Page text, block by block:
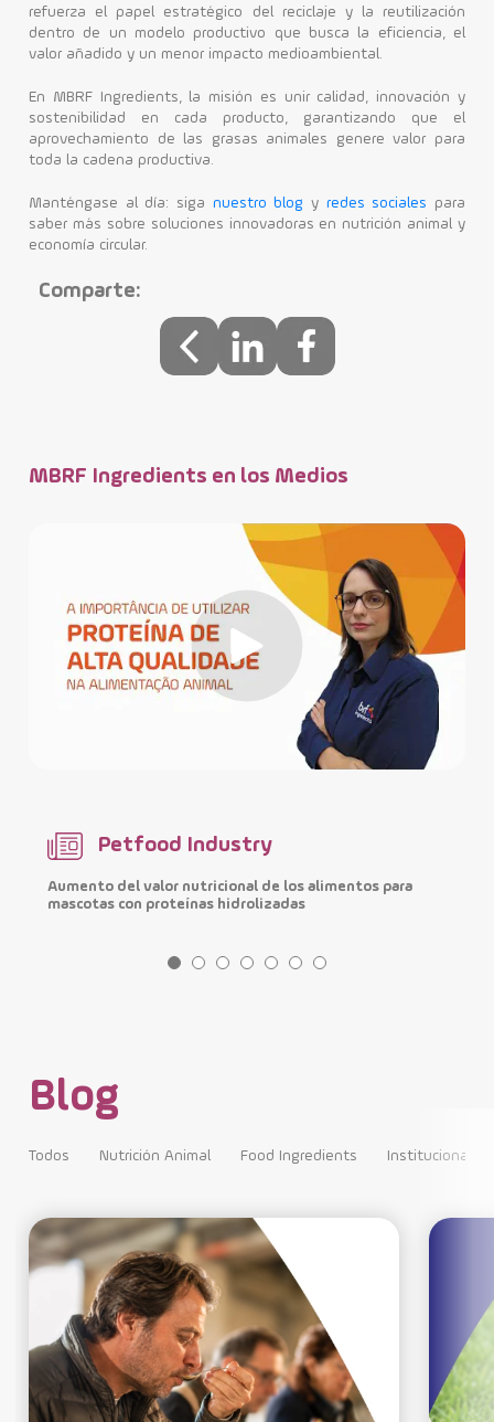
refuerza el papel estratégico del reciclaje y la reutilización
dentro de un modelo productivo que busca la eficiencia, el
valor añadido y un menor impacto medioambiental.
En MBRF Ingredients, la misión es unir calidad, innovación y
sostenibilidad en cada producto, garantizando que el
aprovechamiento de las grasas animales genere valor para
toda la cadena productiva.
Manténgase al día: siga nuestro blog y redes sociales para
saber más sobre soluciones innovadoras en nutrición animal y
economía circular.
Comparte:
MBRF Ingredients en los Medios
Petfood Industry
Aumento del valor nutricional de los alimentos para
mascotas con proteínas hidrolizadas
Blog
Todos Nutrición Animal Food Ingredients Institucional